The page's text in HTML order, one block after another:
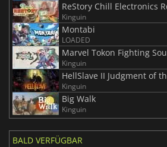
ReStory Chill Electronics
Kinguin
Montabi
LOADED
Marvel Tokon Fighting
Kinguin
HellSlave II Judgment of
Kinguin
Big Walk
Kinguin
BALD VERFÜGBAR